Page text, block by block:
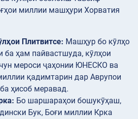
миллии машҳури Хорватия
Плитвитсе: Машҳур бо кӯлҳо
ба ҳам пайвастшуда, кӯлҳои
мероси ҷаҳонии ЮНЕСКО ва
қадимтарин дар Аврупои
ҳисоб меравад.
Бо шаршараҳои бошукӯҳаш,
Бук, Боғи миллии Крка